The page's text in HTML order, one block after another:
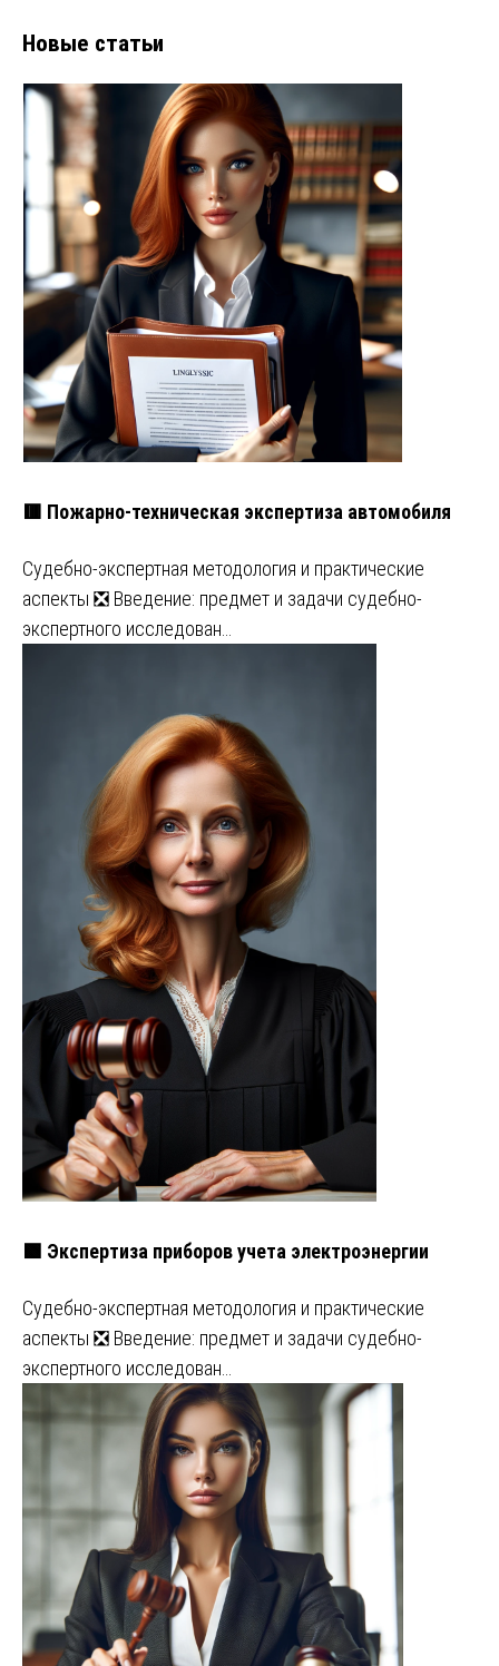
Новые статьи
🟥 Пожарно-техническая экспертиза автомобиля
Судебно-экспертная методология и практические
аспекты ❎ Введение: предмет и задачи судебно-
экспертного исследован…
🟩 Экспертиза приборов учета электроэнергии
Судебно-экспертная методология и практические
аспекты ❎ Введение: предмет и задачи судебно-
экспертного исследован…